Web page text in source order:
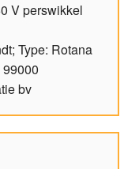
V perswikkel
Type: Rotana
bv